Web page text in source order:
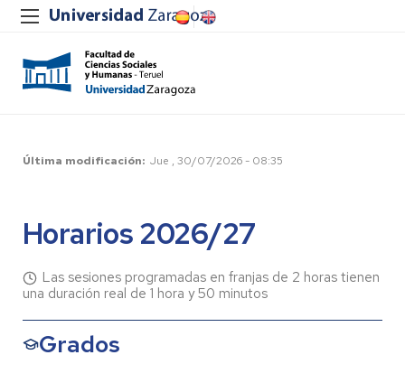
Última modificación Jue , 30/07/2026 - 08:35
Horarios 2026/27
Las sesiones programadas en franjas de 2 horas tienen
una duración real de 1 hora y 50 minutos
Grados